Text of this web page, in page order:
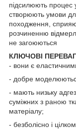
підсилюють процес
створюють умови
походження,
розчиненню
не загоюються
КЛЮЧОВІ
- вони є
- добре
- мають низьку
суміжних з раною
матеріалу;
- безболісно і